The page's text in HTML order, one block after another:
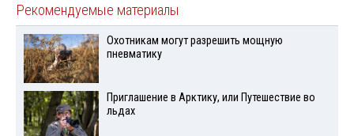
Рекомендуемые материалы
Охотникам могут разрешить мощную
пневматику
Приглашение в Арктику, или Путешествие во
льдах